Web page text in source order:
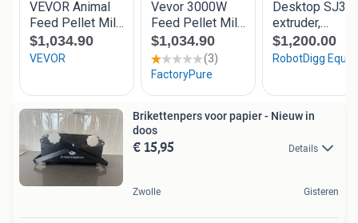
Brikettenpers voor papier - Nieuw in
doos
€ 15,95 Details
Zwolle Gisteren